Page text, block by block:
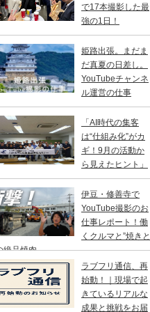
で17本撮影した最
強の1日！
姫路出張。まだま
だ真夏の日差し。
YouTubeチャンネ
ル運営の仕事
「AI時代の集客
は“仕組み化”がカ
ギ！9月の活動か
ら見えたヒント」
伊豆・修善寺で
YouTube撮影のお
仕事レポート！働
くクルマと”焼きと
絶品焼肉
ラブフリ通信、再
始動！｜現場で起
きているリアルな
成果と挑戦をお届